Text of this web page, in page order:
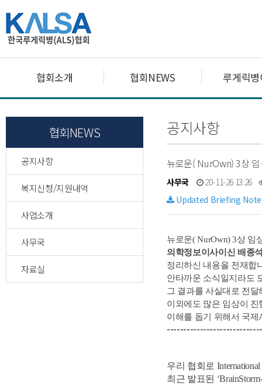
협회소개 협회NEWS 루게릭
협회NEWS
공지사항
복지신청/지원내역
사업소개
사무국
자료실
공지사항
뉴로운( NurOwn) 3상
사무국
20-11-26 13:26
Updated Briefing
뉴로운( NurOwn) 3상 임
의학정보이사이신 배종
정리하신 내용을 전재합
안타까운 소식일지라도
그 결과를 사실대로 전
이외에도 많은 임상이
이해를 돕기 위해서 국
우리 협회로
최근 발표된